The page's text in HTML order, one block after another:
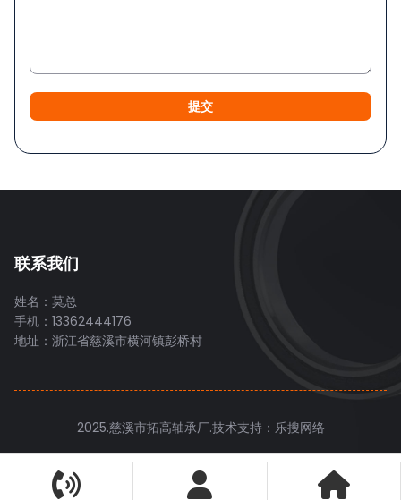
提交
联系我们
姓名：莫总
手机：13362444176
地址：浙江省慈溪市横河镇彭桥村
2025.慈溪市拓高轴承厂.技术支持：乐搜网络